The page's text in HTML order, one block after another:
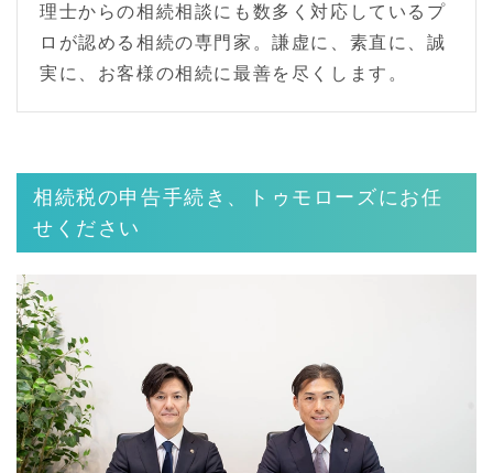
理士からの相続相談にも数多く対応しているプ
ロが認める相続の専門家。謙虚に、素直に、誠
実に、お客様の相続に最善を尽くします。
相続税の申告手続き、トゥモローズにお任
せください